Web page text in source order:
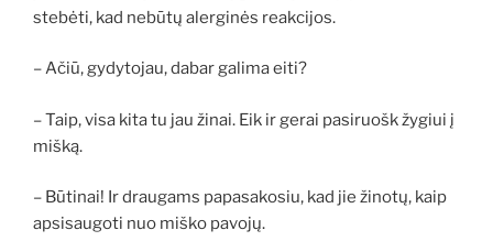
stebėti, kad nebūtų alerginės reakcijos.
– Ačiū, gydytojau, dabar galima eiti?
– Taip, visa kita tu jau žinai. Eik ir gerai pasiruošk žygiui į
mišką.
– Būtinai! Ir draugams papasakosiu, kad jie žinotų, kaip
apsisaugoti nuo miško pavojų.